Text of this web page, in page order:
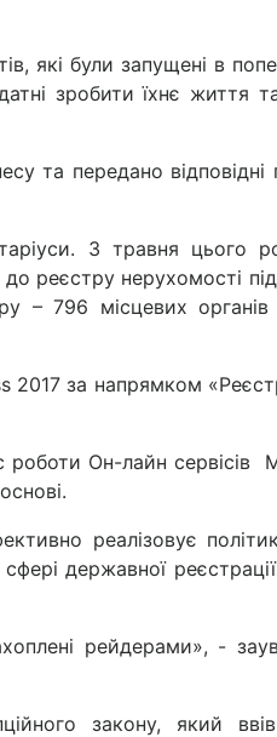
які були запущені в
зробити їхнє життя
та передано відповідні
З травня цього
реєстру нерухомості
– 796 місцевих
2017 за напрямком
роботи Он-лайн сервісів
реалізовує
державної
рейдерами», -
закону, який